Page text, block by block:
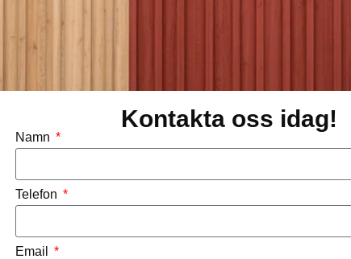
Kontakta oss idag!
Namn
Telefon
Email